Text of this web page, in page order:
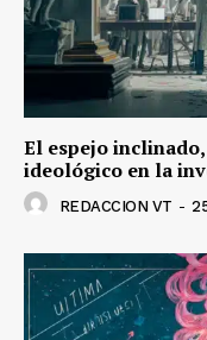
El espejo
ideológico en la
REDACCION VT -